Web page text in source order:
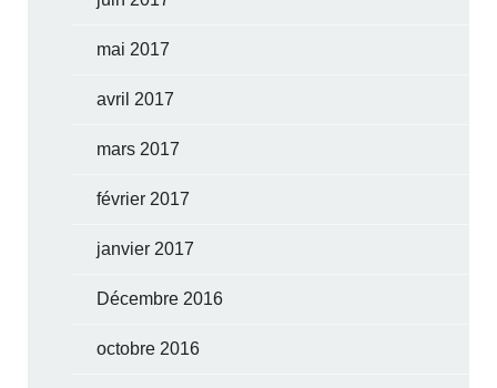
mai 2017
avril 2017
mars 2017
février 2017
janvier 2017
Décembre 2016
octobre 2016